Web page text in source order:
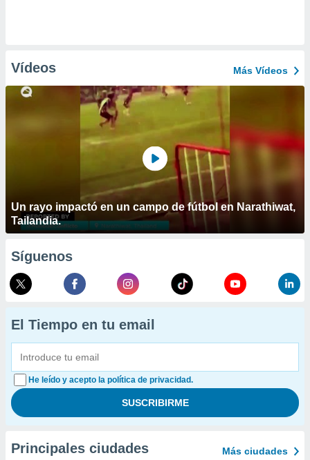
Vídeos Más Vídeos
Un rayo impactó en un campo de fútbol en Narathiwat,
Tailandia.
Síguenos
El Tiempo en tu email
He leído y acepto la política de privacidad.
Principales ciudades Más ciudades